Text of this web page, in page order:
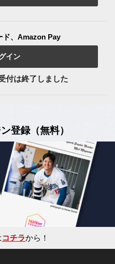
ド、Amazon Pay
イン
付は終了しました
登録（無料）
コチラから！